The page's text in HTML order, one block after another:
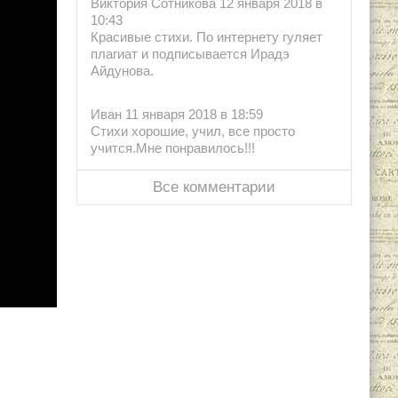
Виктория Сотникова 12 января 2018 в
10:43
Красивые стихи. По интернету гуляет
плагиат и подписывается Ирадэ
Айдунова.
Иван 11 января 2018 в 18:59
Стихи хорошие, учил, все просто
учится.Мне понравилось!!!
Все комментарии